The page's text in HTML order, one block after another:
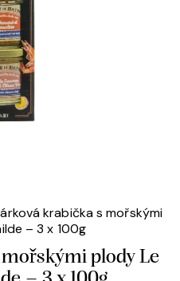
krabička s mořskými
– 3 x 100g
plody Le